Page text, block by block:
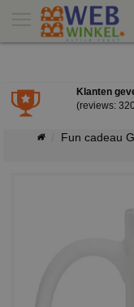
Klanten
(reviews:
Fun cadeau